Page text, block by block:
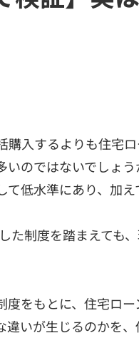
購入するよりも住宅
のではないでしょ
低水準にあり、加
た制度を踏まえても
をもとに、住宅ロ
いが生じるのかを